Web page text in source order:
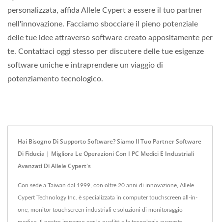
personalizzata, affida Allele Cypert a essere il tuo partner
nell'innovazione. Facciamo sbocciare il pieno potenziale
delle tue idee attraverso software creato appositamente per
te. Contattaci oggi stesso per discutere delle tue esigenze
software uniche e intraprendere un viaggio di
potenziamento tecnologico.
Hai Bisogno Di Supporto Software? Siamo Il Tuo Partner Software
Di Fiducia | Migliora Le Operazioni Con I PC Medici E Industriali
Avanzati Di Allele Cypert's
Con sede a Taiwan dal 1999, con oltre 20 anni di innovazione, Allele
Cypert Technology Inc. è specializzata in computer touchscreen all-in-
one, monitor touchscreen industriali e soluzioni di monitoraggio